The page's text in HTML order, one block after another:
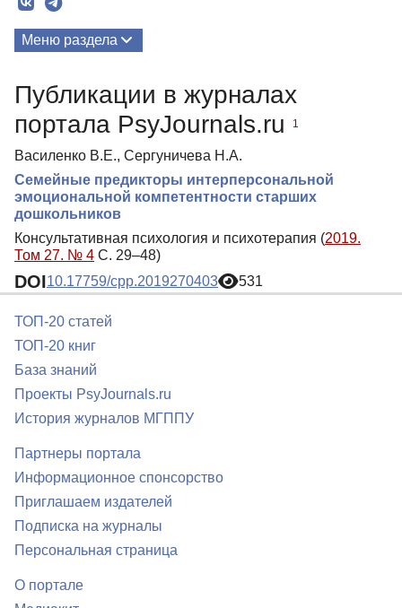
Меню раздела
Публикации в журналах
портала PsyJournals.ru
1
Василенко В.Е., Сергуничева Н.А.
Семейные предикторы интерперсональной
эмоциональной компетентности старших
дошкольников
Консультативная психология и психотерапия (2019.
Том 27. № 4 С. 29–48)
DOI10.17759/cpp.2019270403 531
ТОП-20 статей
ТОП-20 книг
База знаний
Проекты PsyJournals.ru
История журналов МГППУ
Партнеры портала
Информационное спонсорство
Приглашаем издателей
Подписка на журналы
Персональная страница
О портале